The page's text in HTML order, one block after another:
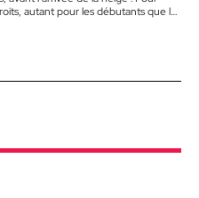
autant pour les débutants que les